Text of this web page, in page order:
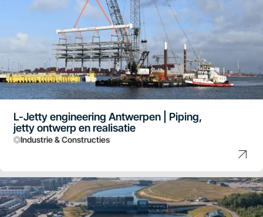
L-Jetty engineering Antwerpen | Piping,
jetty ontwerp en realisatie
Industrie & Constructies